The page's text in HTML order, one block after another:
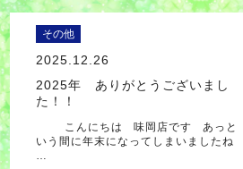
その他
2025.12.26
2025年 ありがとうございまし
た！！
こんにちは 味岡店です あっと
いう間に年末になってしまいましたね
…